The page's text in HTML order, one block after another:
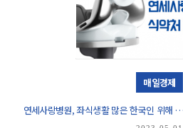
매일경제
연세사랑병원, 좌식생활 많은 한국인 위해